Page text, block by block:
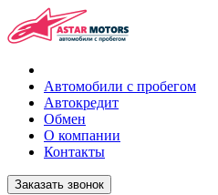
Автомобили с пробегом
Автокредит
Обмен
О компании
Контакты
Заказать звонок